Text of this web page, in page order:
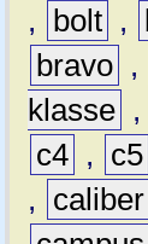
,
bolt ,
bravo ,
klasse ,
c4 , c5
,
caliber